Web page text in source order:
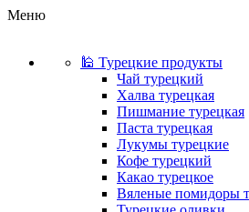
Меню
🕌 Турецкие продукты
Чай турецкий
Халва турецкая
Пишмание турецкая
Паста турецкая
Лукумы турецкие
Кофе турецкий
Какао турецкое
Вяленые помидоры